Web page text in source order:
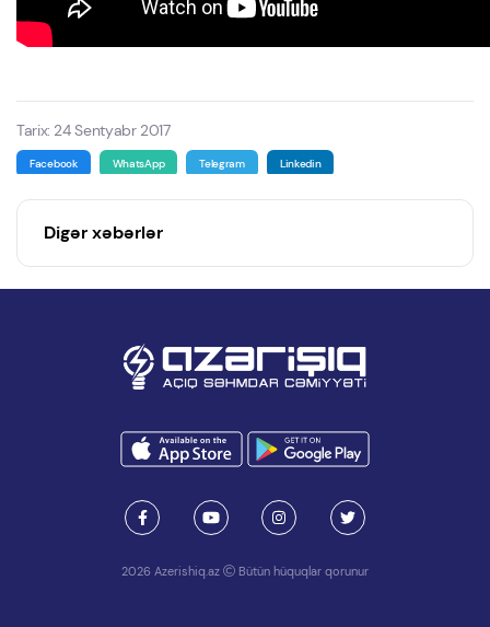
Tarix: 24 Sentyabr 2017
Facebook WhatsApp Telegram Linkedin
Digər xəbərlər
2026 Azerishiq.az Bütün hüquqlar qorunur